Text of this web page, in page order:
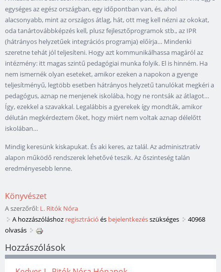
egységes az egész országban, egy időpontban van, és, ahol
alacsonyabb, mint az országos átlag, hát, ott meg kell nézni az okokat,
oda tanártovábbképzés kell, plusz fejlesztőprogramok stb., az IPR
(hátrányos helyzetűek integrációs programja) előírja… Mindenki
szeretne tehát jól teljesíteni. Hogy azt kommunikálhassa magáról az
intézmény: itt magas szintű pedagógiai munka folyik. El is hinném. Ha
nem ismernék olyan eseteket, amikor ezeken a napokon a gyenge
teljesítményű, legtöbb esetben hátrányos helyzetű tanulókat megkéri a
pedagógus, aznap ne menjenek iskolába, hogy ne rontsák az átlagot…
Így, ezekkel a szavakkal. Legalábbis a gyerekek így mondták, amikor
délután megkérdeztem őket, hogy miért nem voltak aznap délelőtt
iskolában…
Mindig keresünk kiskapukat. És aki keres, az talál. Az adminisztratív
alapon működő rendszerek lehetővé teszik. Az őszinteség talán
eredményesebb lenne.
Könyvészet
A szerzőről: L. Ritók Nóra
A hozzászóláshoz regisztráció és bejelentkezésszükséges
40968
olvasás
Hozzászólások